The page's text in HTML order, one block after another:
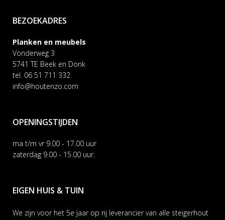
BEZOEKADRES
Planken en meubels
Vonderweg 3
5741 TE Beek en Donk
tel. 06 51 711 332
info@houtenzo.com
OPENINGSTIJDEN
ma t/m vr 9.00 - 17.00 uur
zaterdag 9.00 - 15.00 uur.
EIGEN HUIS & TUIN
We zijn voor het 5e jaar op rij leverancier van alle steigerhout